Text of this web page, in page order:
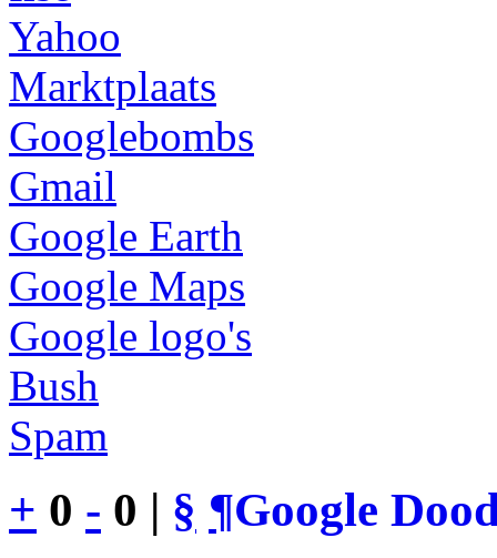
Yahoo
Marktplaats
Googlebombs
Gmail
Google Earth
Google Maps
Google logo's
Bush
Spam
+ 0 - 0 | § ¶Google